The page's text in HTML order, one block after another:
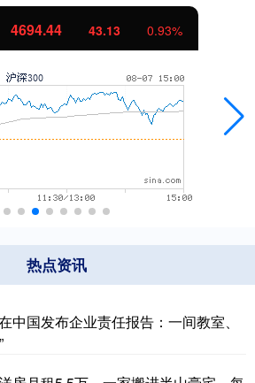
1134.24 11.37 1.01%
热点资讯
中国发布企业责任报告：一间教室、